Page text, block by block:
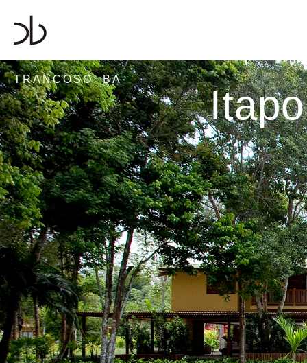
TRANCOSO, BA